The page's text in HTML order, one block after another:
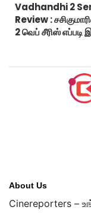
Vadhandhi 2
Review :
2 வெப் சீரிஸ் எப்படி
About Us
Cinereporters –